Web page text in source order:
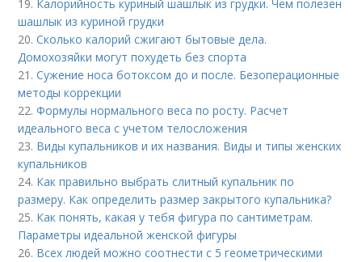
19. Калорийность куриный шашлык из грудки. Чем полезен
шашлык из куриной грудки
20.Сколько калорий сжигают бытовые дела.
Домохозяйки могут похудеть без спорта
21.Сужение носа ботоксом до и после. Безоперационные
методы коррекции
22.Формулы нормального веса по росту. Расчет
идеального веса с учетом телосложения
23. Виды купальников и их названия. Виды и типы женских
купальников
24. Как правильно выбрать слитный купальник по
размеру. Как определить размер закрытого купальника?
25. Как понять, какая у тебя фигура по сантиметрам.
Параметры идеальной женской фигуры
26. Всех людей можно соотнести с 5 геометрическими